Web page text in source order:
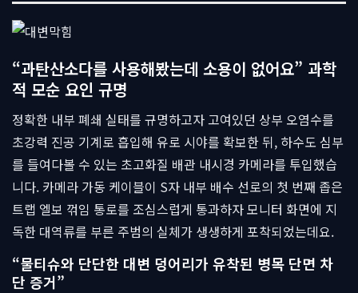
“과탄산소다를 사용해봤는데 소용이 없어요” 과학
적 모순 요인 규명
정확한 내부 폐쇄 실태를 규명하고자 고여있던 상부 오염수를
초강력 진공 기계로 흡입해 유로 시야를 확보한 뒤, 하수도 심부
를 들여다볼 수 있는 초고화질 배관 내시경 카메라를 투입했습
니다. 카메라 가동 케이블이 S자 내부 배수 선로의 첫 번째 좁은
트랩 엘보 꺾임 통로를 조심스럽게 통과하자 모니터 화면에 지
독한 대역류를 부른 주범의 실체가 생생하게 포착되었는데요.
“물티슈와 단단한 대변 덩어리가 유착된 병목 단면 차
단 증거”